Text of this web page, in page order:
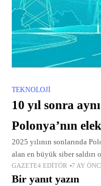
TEKNOLOJI
10 yıl sonra aynı imza
Polonya’nın
2025 yılının sonlarında
alan en büyük siber saldırı
kaldı.
GAZETE4 EDITÖR 7 AY
Bir yanıt yazın